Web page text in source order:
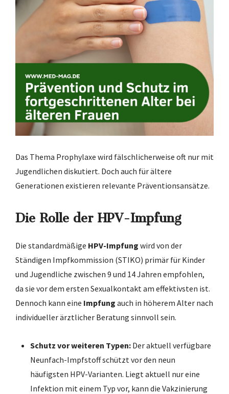
Das Thema Prophylaxe wird fälschlicherweise oft nur mit
Jugendlichen diskutiert. Doch auch für ältere
Generationen existieren relevante Präventionsansätze.
Die Rolle der HPV-Impfung
Die standardmäßige HPV-Impfung wird von der
Ständigen Impfkommission (STIKO) primär für Kinder
und Jugendliche zwischen 9 und 14 Jahren empfohlen,
da sie vor dem ersten Sexualkontakt am effektivsten ist.
Dennoch kann eine Impfung auch in höherem Alter nach
individueller ärztlicher Beratung sinnvoll sein.
Schutz vor weiteren Typen:Der aktuell verfügbare
Neunfach-Impfstoff schützt vor den neun
häufigsten HPV-Varianten. Liegt aktuell nur eine
Infektion mit einem Typ vor, kann die Vakzinierung